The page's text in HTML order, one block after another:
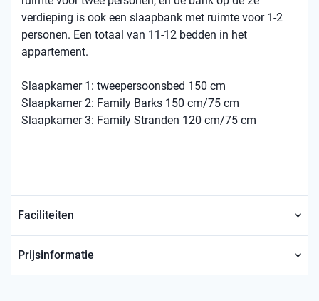
verdieping is ook een slaapbank met ruimte voor 1-2
personen. Een totaal van 11-12 bedden in het
appartement.
Slaapkamer 1: tweepersoonsbed 150 cm
Slaapkamer 2: Family Barks 150 cm/75 cm
Slaapkamer 3: Family Stranden 120 cm/75 cm
Faciliteiten
Prijsinformatie